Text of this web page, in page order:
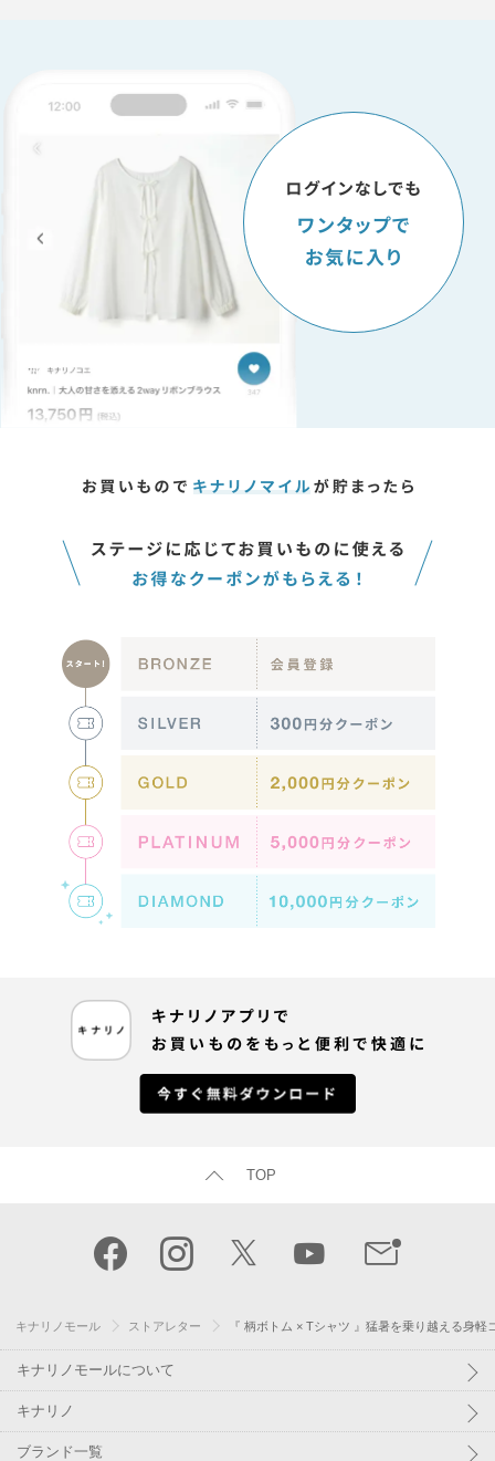
TOP
キナリノモール ストアレター 『 柄ボトム × Tシャツ 』猛暑を乗り越える身軽
キナリノモールについて
キナリノ
ブランド一覧